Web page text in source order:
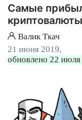
Самые
Валик Ткач
21 июня 2019,
обновлено 22